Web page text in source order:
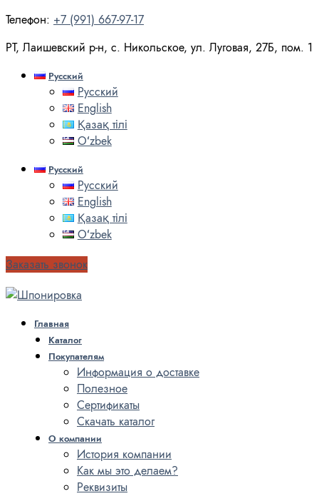
Телефон: +7 (991) 667-97-17
РТ, Лаишевский р-н, с. Никольское, ул. Луговая, 27Б, пом. 1
Русский
Русский
English
Қазақ тілі
Oʻzbek
Русский
Русский
English
Қазақ тілі
Oʻzbek
Заказать звонок
Главная
Каталог
Покупателям
Информация о доставке
Полезное
Сертификаты
Скачать каталог
О компании
История компании
Как мы это делаем?
Реквизиты